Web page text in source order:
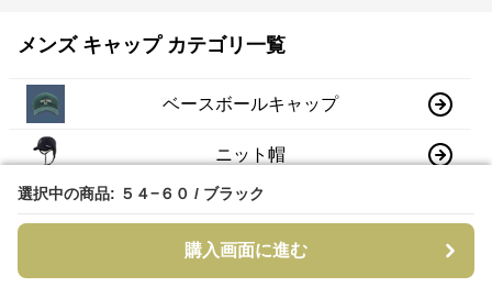
選択中の商品: ５４−６０ / ブラック
購入画面に進む
選択中の商品: ５４−６０ / ブラック
購入画面に進む
メンズ キャップ カテゴリ一覧
ベースボールキャップ
ニット帽
ワークキャップ
ハンチング帽